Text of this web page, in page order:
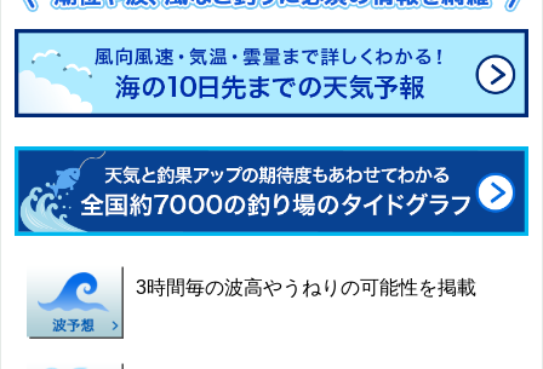
3時間毎の波高やうねりの可能性を掲載